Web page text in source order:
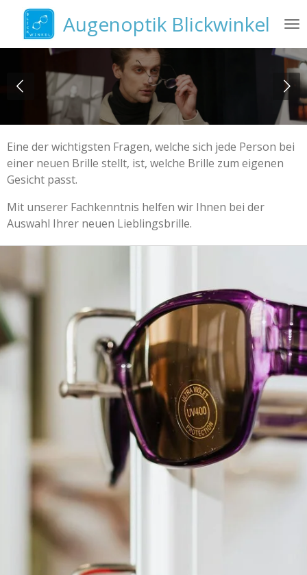
Zum
Hauptinhalt
springen
Augenoptik Blickwinkel
Eine der wichtigsten Fragen, welche sich jede Person bei
einer neuen Brille stellt, ist, welche Brille zum eigenen
Gesicht passt.
Mit unserer Fachkenntnis helfen wir Ihnen bei der
Auswahl Ihrer neuen Lieblingsbrille.